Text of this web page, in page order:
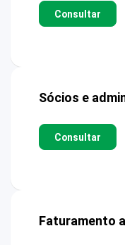
Consultar
Sócios e
Consultar
Faturamento